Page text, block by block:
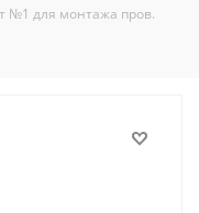
№1 для монтажа пров.